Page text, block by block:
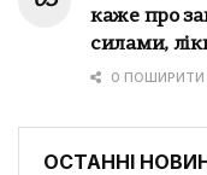
каже про
силами,
0 ПОШИРИТИ
ОСТАННІ